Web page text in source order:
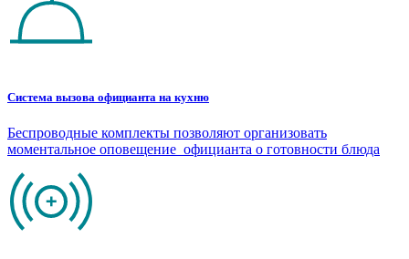
Система вызова официанта на кухню
Беспроводные комплекты позволяют организовать
моментальное оповещение официанта о готовности блюда